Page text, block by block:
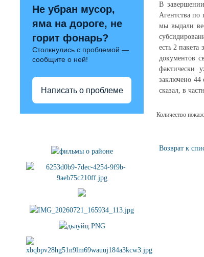
Не убран мусор,
яма на дороге, не
горит фонарь?
Столкнулись с проблемой —
сообщите о ней!
Написать о проблеме
В
Агентства по
мы выдали
есть 2
документов
фактически
заключено 44
сказал, в
Количество
Возврат к